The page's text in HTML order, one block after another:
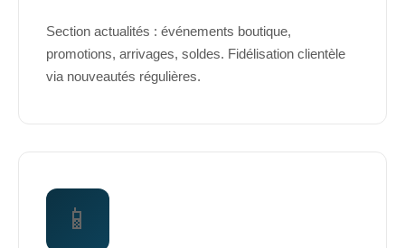
Section actualités : événements boutique,
promotions, arrivages, soldes. Fidélisation clientèle
via nouveautés régulières.
📱